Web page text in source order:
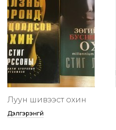
Луун шивээст охин
Дэлгэрэнгүй